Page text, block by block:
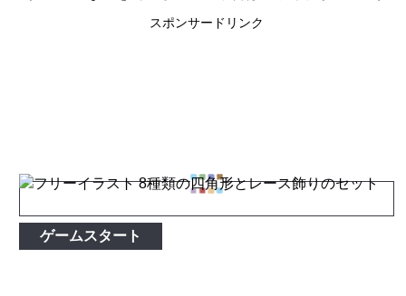
スポンサードリンク
ゲームスタート